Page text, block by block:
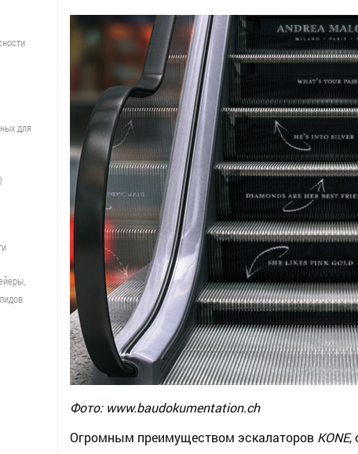
Фото: www.baudokumentation.ch
Огромным преимуществом эскалаторов KONE,
для